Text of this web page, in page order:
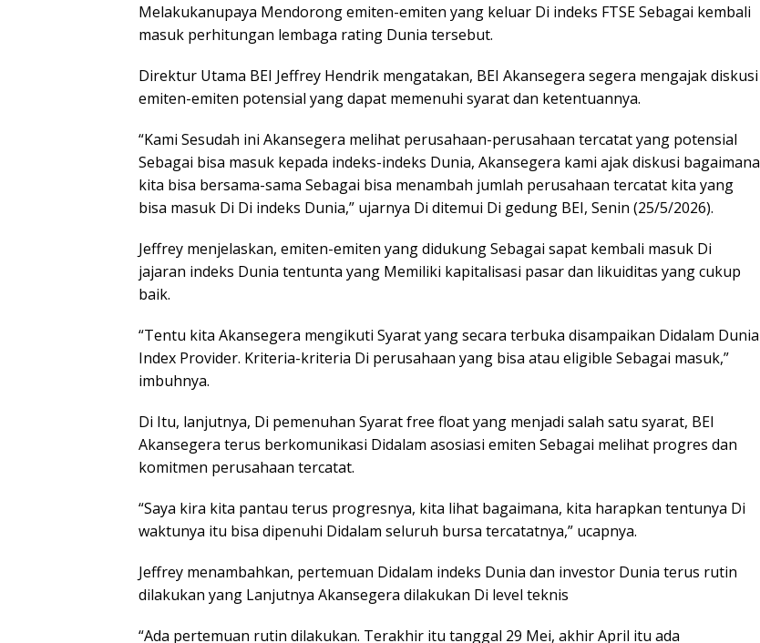
Melakukanupaya Mendorong emiten-emiten yang keluar Di indeks FTSE Sebagai kembali
masuk perhitungan lembaga rating Dunia tersebut.
Direktur Utama BEI Jeffrey Hendrik mengatakan, BEI Akansegera segera mengajak diskusi
emiten-emiten potensial yang dapat memenuhi syarat dan ketentuannya.
“Kami Sesudah ini Akansegera melihat perusahaan-perusahaan tercatat yang potensial
Sebagai bisa masuk kepada indeks-indeks Dunia, Akansegera kami ajak diskusi bagaimana
kita bisa bersama-sama Sebagai bisa menambah jumlah perusahaan tercatat kita yang
bisa masuk Di Di indeks Dunia,” ujarnya Di ditemui Di gedung BEI, Senin (25/5/2026).
Jeffrey menjelaskan, emiten-emiten yang didukung Sebagai sapat kembali masuk Di
jajaran indeks Dunia tentunta yang Memiliki kapitalisasi pasar dan likuiditas yang cukup
baik.
“Tentu kita Akansegera mengikuti Syarat yang secara terbuka disampaikan Didalam Dunia
Index Provider. Kriteria-kriteria Di perusahaan yang bisa atau eligible Sebagai masuk,”
imbuhnya.
Di Itu, lanjutnya, Di pemenuhan Syarat free float yang menjadi salah satu syarat, BEI
Akansegera terus berkomunikasi Didalam asosiasi emiten Sebagai melihat progres dan
komitmen perusahaan tercatat.
“Saya kira kita pantau terus progresnya, kita lihat bagaimana, kita harapkan tentunya Di
waktunya itu bisa dipenuhi Didalam seluruh bursa tercatatnya,” ucapnya.
Jeffrey menambahkan, pertemuan Didalam indeks Dunia dan investor Dunia terus rutin
dilakukan yang Lanjutnya Akansegera dilakukan Di level teknis
“Ada pertemuan rutin dilakukan. Terakhir itu tanggal 29 Mei, akhir April itu ada